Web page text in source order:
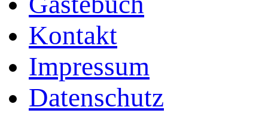
Kontakt
Impressum
Datenschutz